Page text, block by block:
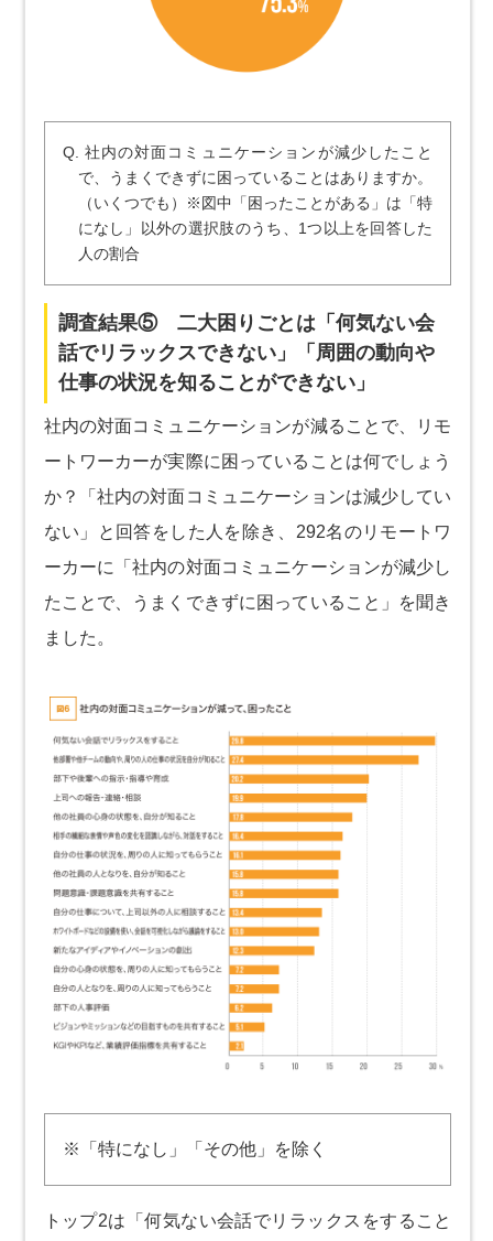
Q. 社内の対面コミュニケーションが減少したこと
で、うまくできずに困っていることはありますか。
（いくつでも）※図中「困ったことがある」は「特
になし」以外の選択肢のうち、1つ以上を回答した
人の割合
調査結果⑤ 二大困りごとは「何気ない会
話でリラックスできない」「周囲の動向や
仕事の状況を知ることができない」
社内の対面コミュニケーションが減ることで、リモ
ートワーカーが実際に困っていることは何でしょう
か？「社内の対面コミュニケーションは減少してい
ない」と回答をした人を除き、292名のリモートワ
ーカーに「社内の対面コミュニケーションが減少し
たことで、うまくできずに困っていること」を聞き
ました。
※「特になし」「その他」を除く
トップ2は「何気ない会話でリラックスをすること